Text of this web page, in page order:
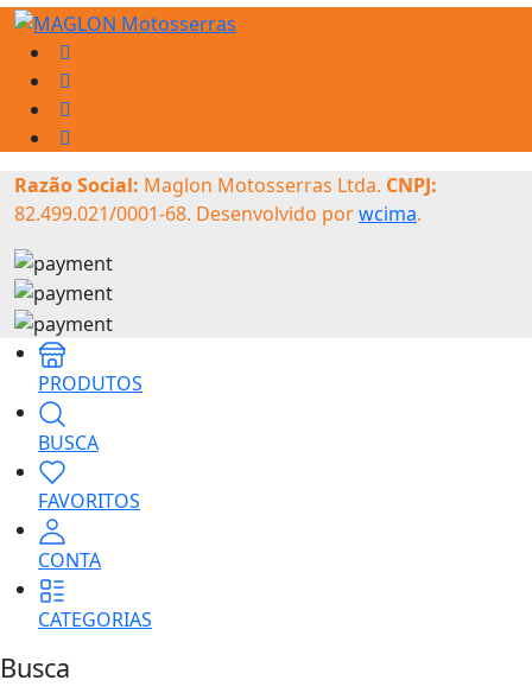
Razão Social: Maglon Motosserras Ltda. CNPJ:
82.499.021/0001-68. Desenvolvido porwcima.
PRODUTOS
BUSCA
FAVORITOS
CONTA
CATEGORIAS
Busca